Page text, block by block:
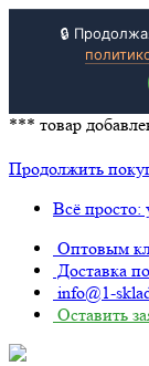
🔒
*** товар
Продолжить
Всё просто:
Оптовым
Доставка
info@1-
Оставить